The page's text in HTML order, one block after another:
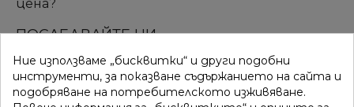
цена?
ПОСЛЕДВАЙТЕ НИ
ВРЪЗКИ КАТЕГОРИИ
Ние използваме „бисквитки“ и други подобни
инструменти, за показване съдържанието на сайта и
подобряване на потребителското изживяване.